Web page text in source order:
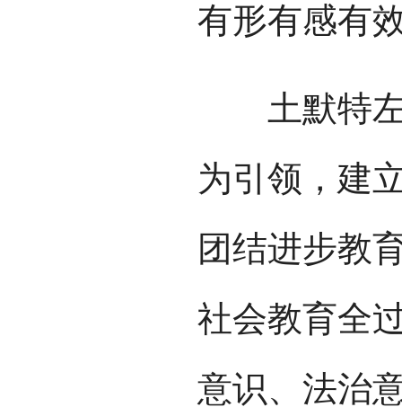
有形有感有
土默特左
为引领，建
团结进步教
社会教育全
意识、法治